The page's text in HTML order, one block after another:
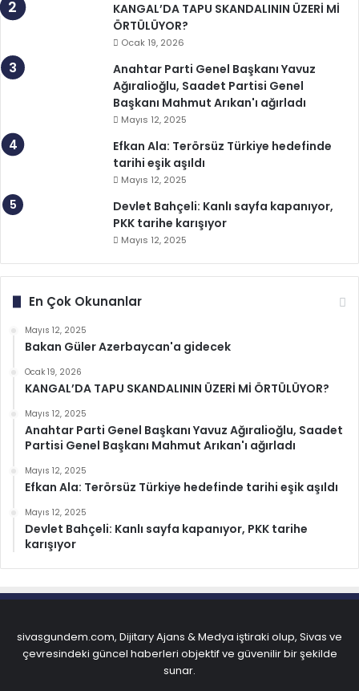
KANGAL’DA TAPU SKANDALININ ÜZERİ Mİ
ÖRTÜLÜYOR?
Ocak 19, 2026
Anahtar Parti Genel Başkanı Yavuz
Ağıralioğlu, Saadet Partisi Genel
Başkanı Mahmut Arıkan'ı ağırladı
Mayıs 12, 2025
Efkan Ala: Terörsüz Türkiye hedefinde
tarihi eşik aşıldı
Mayıs 12, 2025
Devlet Bahçeli: Kanlı sayfa kapanıyor,
PKK tarihe karışıyor
Mayıs 12, 2025
En Çok Okunanlar
Mayıs 12, 2025
Bakan Güler Azerbaycan'a gidecek
Ocak 19, 2026
KANGAL’DA TAPU SKANDALININ ÜZERİ Mİ ÖRTÜLÜYOR?
Mayıs 12, 2025
Anahtar Parti Genel Başkanı Yavuz Ağıralioğlu, Saadet
Partisi Genel Başkanı Mahmut Arıkan'ı ağırladı
Mayıs 12, 2025
Efkan Ala: Terörsüz Türkiye hedefinde tarihi eşik aşıldı
Mayıs 12, 2025
Devlet Bahçeli: Kanlı sayfa kapanıyor, PKK tarihe
karışıyor
sivasgundem.com, Dijitary Ajans & Medya iştiraki olup, Sivas ve
çevresindeki güncel haberleri objektif ve güvenilir bir şekilde
sunar.